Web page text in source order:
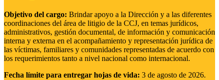
Objetivo del cargo: Brindar apoyo a la Dirección y a las diferentes
coordinaciones del área de litigio de la CCJ, en temas jurídicos,
administrativos, gestión documental, de información y comunicación
interna y externa en el acompañamiento y representación jurídica de
las víctimas, familiares y comunidades representadas de acuerdo con
los requerimientos tanto a nivel nacional como internacional.
Fecha límite para entregar hojas de vida: 3 de agosto de 2026.